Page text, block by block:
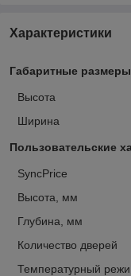
Характеристики
Габаритные размеры
Высота
Ширина
Пользовательские
SyncPrice
Высота, мм
Глубина, мм
Количество дверей
Температурный